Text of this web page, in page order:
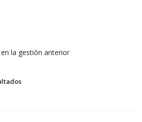
la gestión anterior